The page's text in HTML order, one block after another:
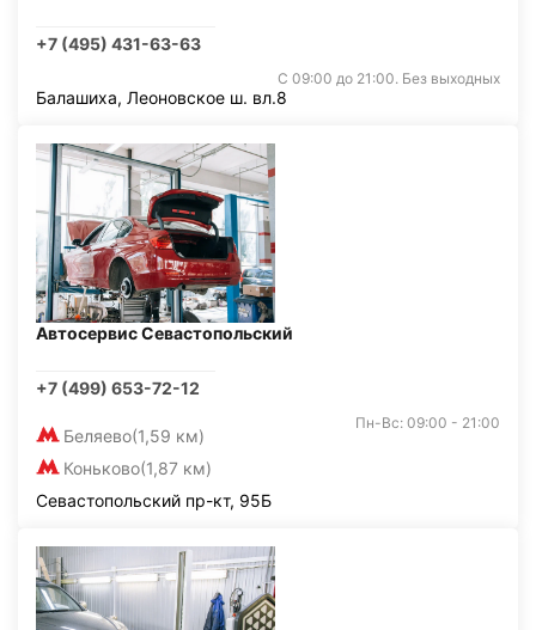
+7 (495) 431-63-63
С 09:00 до 21:00. Без выходных
Балашиха, Леоновское ш. вл.8
Автосервис Севастопольский
+7 (499) 653-72-12
Беляево(1,59 км)
Коньково(1,87 км)
Пн-Вс: 09:00 - 21:00
Севастопольский пр-кт, 95Б